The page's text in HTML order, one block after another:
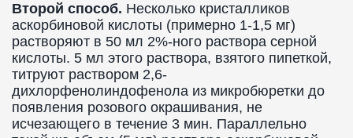
Второй способ. Несколько кристалликов
аскорбиновой кислоты (примерно 1-1,5 мг)
растворяют в 50 мл 2%-ного раствора серной
кислоты. 5 мл этого раствора, взятого пипеткой,
титруют раствором 2,6-
дихлорфенолиндофенола из микробюретки до
появления розового окрашивания, не
исчезающего в течение 3 мин. Параллельно